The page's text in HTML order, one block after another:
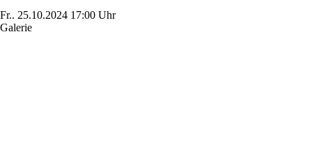
Fr.. 25.10.2024 17:00 Uhr
Galerie